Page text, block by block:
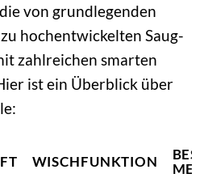
von grundlegenden
hochentwickelten Saug-
zahlreichen smarten
ist ein Überblick über
WISCHFUNKTION